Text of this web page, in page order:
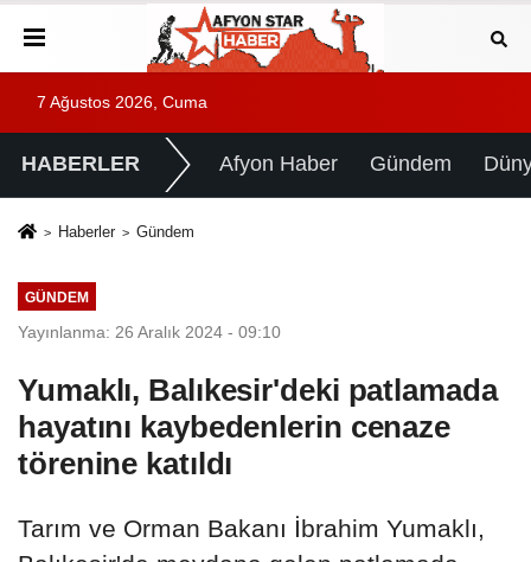
7 Ağustos 2026, Cuma
HABERLER Afyon Haber Gündem
Haberler Gündem
GÜNDEM
Yayınlanma: 26 Aralık 2024 - 09:10
Yumaklı, Balıkesir'deki patlamada
hayatını kaybedenlerin cenaze
törenine katıldı
Tarım ve Orman Bakanı İbrahim Yumaklı,